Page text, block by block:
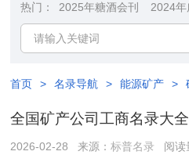
热门： 2025年糖酒会刊 2024年
首页 > 名录导航 > 能源矿产 >
全国矿产公司工商名录大全
2026-02-28 来源：标普名录 阅读